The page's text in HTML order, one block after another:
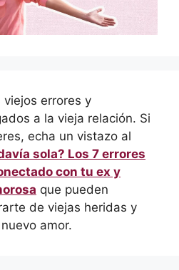
errores y
a la vieja relación. Si
echa un vistazo al
sola? Los 7 errores
con tu ex y
que pueden
de viejas heridas y
amor.